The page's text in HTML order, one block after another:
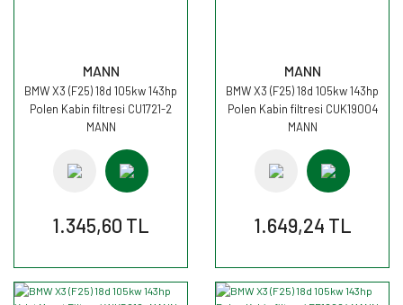
MANN
BMW X3 (F25) 18d 105kw 143hp
Polen Kabin filtresi CU1721-2
MANN
1.345,60 TL
MANN
BMW X3 (F25) 18d 105kw 143hp
Polen Kabin filtresi CUK19004
MANN
1.649,24 TL